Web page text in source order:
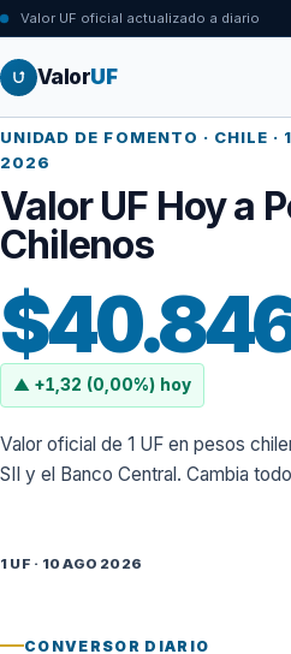
Valor UF oficial actualizado a diario
ValorUF
UNIDAD DE FOMENTO · CHILE ·
2026
Valor UF Hoy a
Chilenos
▲ +1,32 (0,00%) hoy
Valor oficial de 1 UF en pesos
SII y el Banco Central. Cambia
1 UF · 10 AGO 2026
CONVERSOR DIARIO